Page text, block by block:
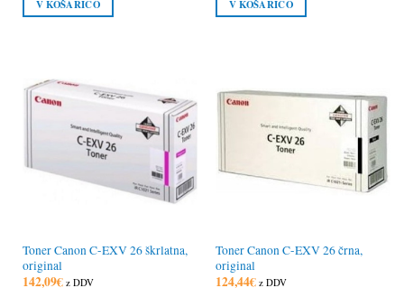
bila:
142,09€.
V KOŠARICO bila:
123,42€.
V KOŠARICO
Toner Canon C-EXV 26 škrlatna,
original
142,09€ z DDV
Toner Canon C-EXV 26 črna,
original
124,44€ z DDV